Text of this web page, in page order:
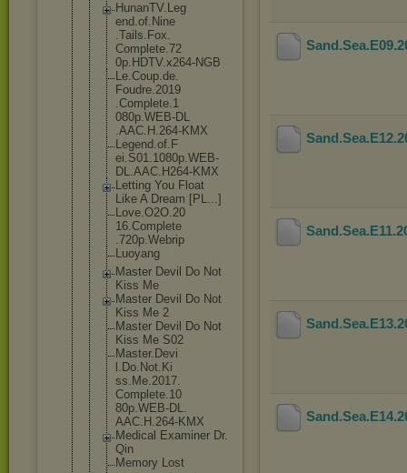
HunanTV.Leg
end.of.Nine
.Tails.Fox.
Complete.72
0p.HDTV.x264-NGB
Le.Coup.de.
Foudre.2019
.Complete.1
080p.WEB-DL
.AAC.H.264-KMX
Legend.of.F
ei.S01.1080p.WEB-
DL.AAC.H264-KMX
Letting You Float
Like A Dream [PL...]
Love.O2O.20
16.Complete
.720p.Webrip
Luoyang
Master Devil Do Not
Kiss Me
Master Devil Do Not
Kiss Me 2
Master Devil Do Not
Kiss Me S02
Master.Devi
l.Do.Not.Ki
ss.Me.2017.
Complete.10
80p.WEB-DL.
AAC.H.264-K MX
Medical Examiner Dr.
Qin
Memory Lost